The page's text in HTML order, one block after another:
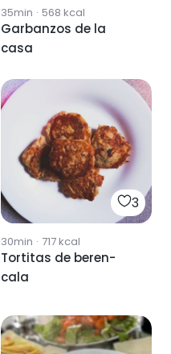
35min · 568 kcal
Garbanzos de la
casa
3
30min · 717kcal
Tortitas de beren-
cala